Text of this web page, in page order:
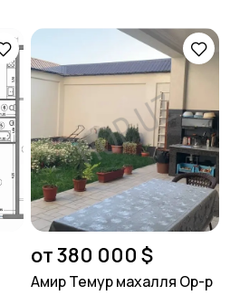
от 380 000 $
Амир Темур махалля Ор-р